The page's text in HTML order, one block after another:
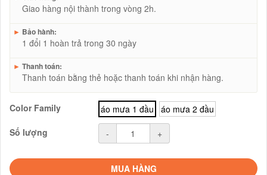
Giao hàng nội thành trong vòng 2h.
► Bảo hành:
1 đổi 1 hoàn trả trong 30 ngày
► Thanh toán:
Thanh toán bằng thẻ hoặc thanh toán khi nhận hàng.
Color Family áo mưa 1 đầu
áo mưa 2 đầu
Số lượng
- +
MUA HÀNG